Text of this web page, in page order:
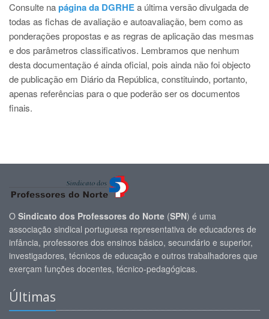
Consulte napágina da DGRHEa última versão divulgada de
todas as fichas de avaliação e autoavaliação, bem como as
ponderações propostas e as regras de aplicação das mesmas
e dos parâmetros classificativos. Lembramos que nenhum
desta documentação é ainda oficial, pois ainda não foi objecto
de publicação em Diário da República, constituindo, portanto,
apenas referências para o que poderão ser os documentos
finais.
O Sindicato dos Professores do Norte (SPN) é uma
associação sindical portuguesa representativa de educadores de
infância, professores dos ensinos básico, secundário e superior,
investigadores, técnicos de educação e outros trabalhadores que
exerçam funções docentes, técnico-pedagógicas.
Últimas